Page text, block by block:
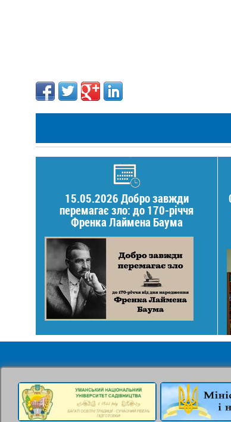
15.05.2026 Добро завжди
перемагає зло: до 170-річчя
Френка Лаймена Баума